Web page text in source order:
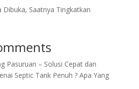
Dibuka, Saatnya Tingkatkan
Pasuruan – Solusi Cepat dan
Septic Tank Penuh ? Apa Yang